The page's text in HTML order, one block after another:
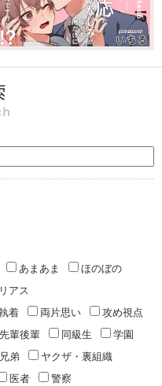
あまあま
ほのぼの
アス
着 両片思い
攻め視点
先輩後輩 同級生
学園
弟
ヤクザ・裏組織
医者
警察